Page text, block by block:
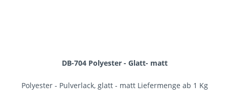
DB-704 Polyester - Glatt- matt
Polyester - Pulverlack, glatt - matt Liefermenge ab 1 Kg